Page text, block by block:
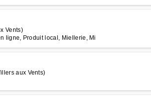
Vents)
ligne, Produit local, Miellerie, Mi
aux Vents)